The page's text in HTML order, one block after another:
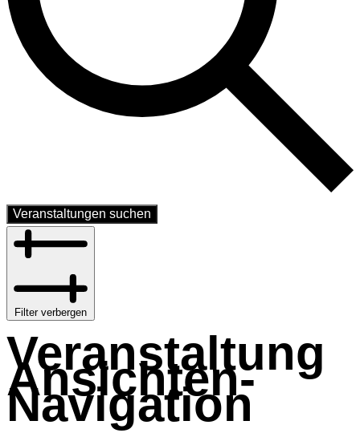
Veranstaltungen suchen
Filter verbergen
Veranstaltung
Ansichten-
Navigation